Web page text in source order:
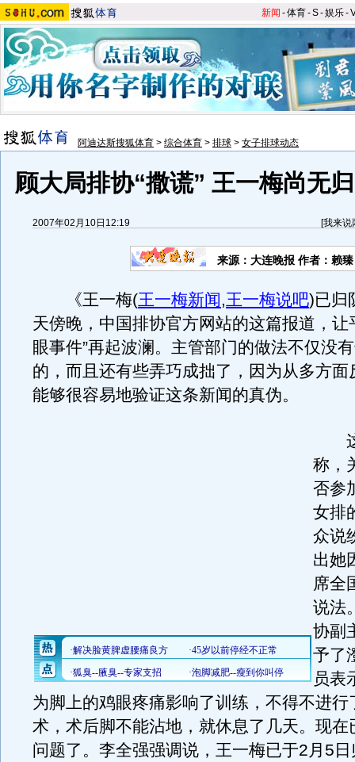
新闻 -体育-S-娱乐-
阿迪达斯搜狐体育 > 综合体育 > 排球 > 女子排球动态
顾大局排协“撒谎” 王一梅尚无
2007年02月10日12:19 [我来说
来源：大连晚报 作者：赖臻
《王一梅(王一梅新闻,王一梅说吧)已归
天傍晚，中国排协官方网站的这篇报道，让
眼事件”再起波澜。主管部门的做法不仅没
的，而且还有些弄巧成拙了，因为从多方面
能够很容易地验证这条新闻的真伪。
这
称，
否参
女排
众说
出她
席全
说法
协副
予了
员表
为脚上的鸡眼疼痛影响了训练，不得不进行
术，术后脚不能沾地，就休息了几天。现在
问题了。李全强强调说，王一梅已于2月5